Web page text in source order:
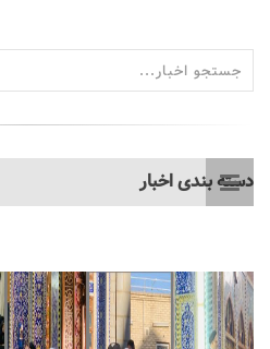
دسته بندی اخبار